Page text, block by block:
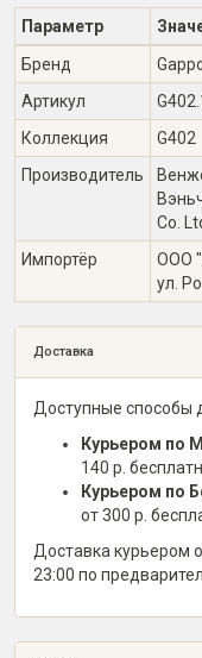
Параметр
Бренд
Артикул
Коллекция
G402
Производитель
Co.
Импортёр
ООО
ул.
Доставка
Доступные способы
Курьером по
140 р.
Курьером по
от 300 р.
Доставка курьером
23:00 по